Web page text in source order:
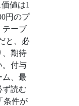
値は1
円のプ
テーブ
と、必
、期待
。付与
ム、最
ず読む
条件が